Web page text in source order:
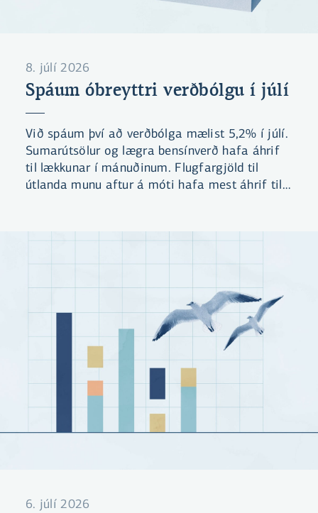
8. júlí 2026
Spáum óbreyttri verðbólgu í júlí
Við spáum því að verðbólga mælist 5,2% í júlí.
Sumarútsölur og lægra bensínverð hafa áhrif
til lækkunar í mánuðinum. Flugfargjöld til
útlanda munu aftur á móti hafa mest áhrif til
forsenduákvæði kjarasamninga í næsta
6. júlí 2026